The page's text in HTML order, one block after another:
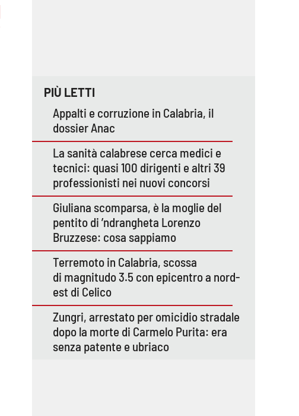
PIÙ LETTI
Appalti e corruzione in Calabria, il
dossier Anac
La sanità calabrese cerca medici e
tecnici: quasi 100 dirigenti e altri 39
professionisti nei nuovi concorsi
Giuliana scomparsa, è la moglie del
pentito di ’ndrangheta Lorenzo
Bruzzese: cosa sappiamo
Terremoto in Calabria, scossa
di magnitudo 3.5 con epicentro a nord-
est di Celico
Zungri, arrestato per omicidio stradale
dopo la morte di Carmelo Purita: era
senza patente e ubriaco